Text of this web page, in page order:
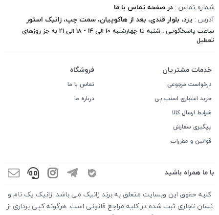
شماره تماس : در صفحه تماس با ما
آدرس : یزد، بلوار قندی، بعد از هاکوپیان، سمت چپ، زانیک استور
ساعت پاسخگویی : شنبه تا چهارشنبه 10 الی 14 - 18 الی 21 به جز روزهای
تعطیل
خدمات مشتریان
درخواست مرجوعی
خرید اعتباری اسنپ پی
شرایط ارسال کالا
پیگیری سفارش
قوانین و مقررات
فروشگاه
تماس با ما
درباره ما
با ما همراه باشید
کلیه حقوق این وبسایت متعلق به برند زانیک می باشد. زانیک یک نام و
نشان تجاری ثبت شده در کلیه مراجع قانونی است. هرگونه کپی برداری از